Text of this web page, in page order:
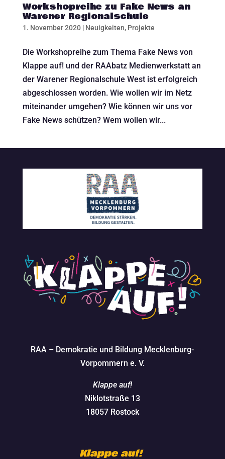
Workshopreihe zu Fake News an
Warener Regionalschule
1. November 2020| Neuigkeiten, Projekte
Die Workshopreihe zum Thema Fake News von
Klappe auf! und der RAAbatz Medienwerkstatt an
der Warener Regionalschule West ist erfolgreich
abgeschlossen worden. Wie wollen wir im Netz
miteinander umgehen? Wie können wir uns vor
Fake News schützen? Wem wollen wir...
RAA – Demokratie und Bildung Mecklenburg-
Vorpommern e. V.
Klappe auf!
Niklotstraße 13
18057 Rostock
Klappe auf!